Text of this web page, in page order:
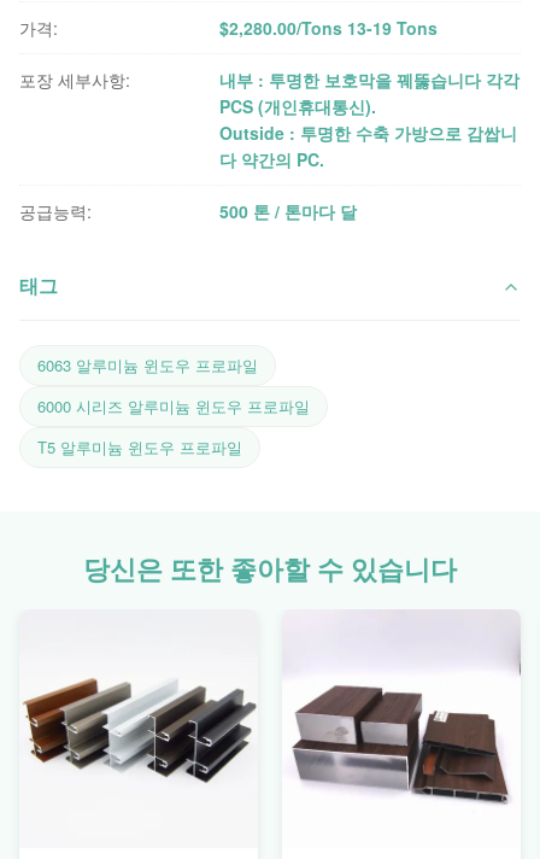
가격: $2,280.00/Tons 13-19 Tons
포장 세부사항:
내부 : 투명한 보호막을 꿰뚫습니다 각각
PCS (개인휴대통신).
Outside : 투명한 수축 가방으로 감쌉니
다 약간의 PC.
공급능력: 500 톤 / 톤마다 달
태그
6063 알루미늄 윈도우 프로파일
6000 시리즈 알루미늄 윈도우 프로파일
T5 알루미늄 윈도우 프로파일
당신은 또한 좋아할 수 있습니다